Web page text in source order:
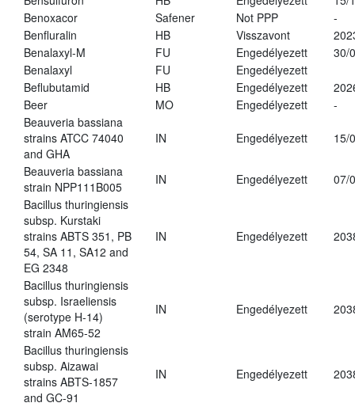
Benoxacor
Safener Not PPP
-
Benfluralin
HB Visszavont
Benalaxyl-M
FU Engedélyezett
30/
Benalaxyl
FU
Engedélyezett
Beflubutamid
HB Engedélyezett
Beer
MO Engedélyezett
-
Beauveria bassiana
strains ATCC 74040
and GHA
IN Engedélyezett 15/
Beauveria bassiana
strain NPP111B005
IN Engedélyezett
07/
Bacillus thuringiensis
subsp. Kurstaki
strains ABTS 351, PB
54, SA 11, SA12 and
EG 2348
IN Engedélyezett
Bacillus thuringiensis
subsp. Israeliensis
(serotype H-14)
strain AM65-52
IN Engedélyezett
Bacillus thuringiensis
subsp. Aizawai
strains ABTS-1857
and GC-91
IN Engedélyezett